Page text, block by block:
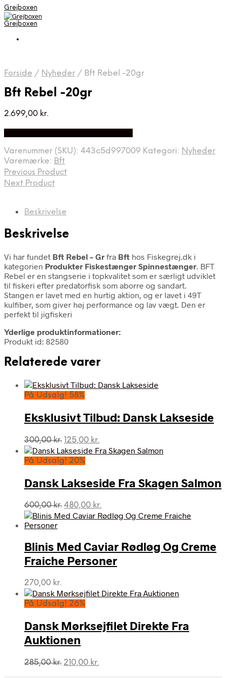
Grejboxen
Grejboxen
Forside / Nyheder / Bft Rebel -20gr
Bft Rebel -20gr
2.699,00 kr.
Varenummer (SKU): 443c5d997009 Kategori: Nyheder
Varemærke: Bft
Previous Product
Next Product
Beskrivelse
Beskrivelse
Vi har fundet Bft Rebel – Gr fra Bft hos Fiskegrej.dk i
kategorien Produkter Fiskestænger Spinnestænger. BFT
Rebel er en stangserie i topkvalitet som er særligt udviklet
til fiskeri efter predatorfisk som aborre og sandart.
Stangen er lavet med en hurtig aktion, og er lavet i 49T
kulfiber, som giver høj performance og lav vægt. Den er
perfekt til jigfiskeri
Yderlige produktinformationer:
Produkt id: 82580
Relaterede varer
På Udsalg! 58%
Eksklusivt Tilbud: Dansk Lakseside
300,00kr. Den
oprindelige
pris
300,00 kr..
125,00 kr.
aktuelle
125,00 kr..
På Udsalg! 20%
Dansk Lakseside Fra Skagen Salmon
600,00kr. Den
oprindelige
600,00 kr..
480,00 kr.
aktuelle
480,00 kr..
Blinis Med Caviar Rødløg Og Creme
Fraiche Personer
270,00 kr.
På Udsalg! 26%
Dansk Mørksejfilet Direkte Fra
Auktionen
285,00kr. Den
210,00 kr.